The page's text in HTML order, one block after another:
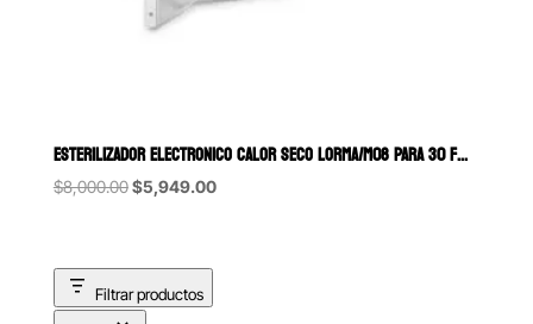
ESTERILIZADOR ELECTRONICO CALOR SECO LORMA/M08 PARA 30 FÓRCEPS
$8,000.00Original
$8,000.00.
$5,949.00Current
Filtrar productos